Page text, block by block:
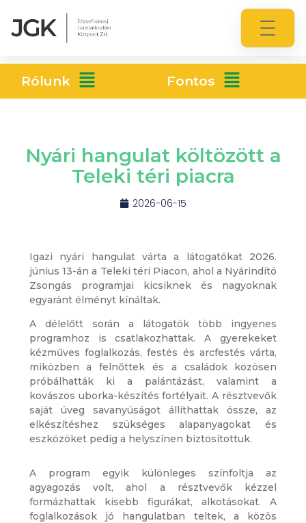
Rólunk Fontos
Nyári hangulat költözött a
Teleki téri piacra
2026-06-15
Igazi nyári hangulat várta a látogatókat 2026.
június 13-án a Teleki téri Piacon, ahol a Nyárindító
Zsongás programjai kicsiknek és nagyoknak
egyaránt élményt kínáltak.
A délelőtt során a látogatók több ingyenes
programhoz is csatlakozhattak. A gyerekeket
kézműves foglalkozás, festés és arcfestés várta,
miközben a felnőttek és a családok közösen
próbálhatták ki a palántázást, valamint a
kovászos uborka-készítés fortélyait. A résztvevők
saját üveg savanyúságot állíthattak össze, az
elkészítéshez szükséges alapanyagokat és
eszközöket pedig a helyszínen biztosítottuk.
A program egyik különleges színfoltja az
agyagozás volt, ahol a résztvevők kézzel
formázhattak kisebb figurákat, alkotásokat. A
foglalkozások jó hangulatban teltek, a közös